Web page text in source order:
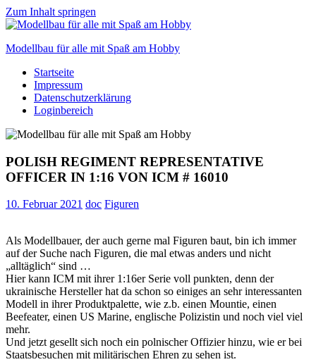
Zum Inhalt springen
Modellbau für alle mit Spaß am Hobby
Scale
modelling
to
Startseite
Impressum
Datenschutzerklärung
Loginbereich
POLISH REGIMENT REPRESENTATIVE
OFFICER IN 1:16 VON ICM # 16010
10. Februar 2021 doc Figuren
Als Modellbauer, der auch gerne mal Figuren baut, bin ich immer
auf der Suche nach Figuren, die mal etwas anders und nicht
„alltäglich“ sind …
Hier kann ICM mit ihrer 1:16er Serie voll punkten, denn der
ukrainische Hersteller hat da schon so einiges an sehr interessanten
Modell in ihrer Produktpalette, wie z.b. einen Mountie, einen
Beefeater, einen US Marine, englische Polizistin und noch viel viel
mehr.
Und jetzt gesellt sich noch ein polnischer Offizier hinzu, wie er bei
Staatsbesuchen mit militärischen Ehren zu sehen ist.